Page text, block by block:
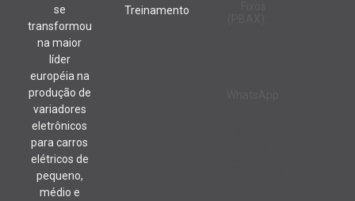
se
transformou
na maior
líder
européia na
produção de
variadores
eletrônicos
para carros
elétricos de
pequeno,
médio e
Treinamento